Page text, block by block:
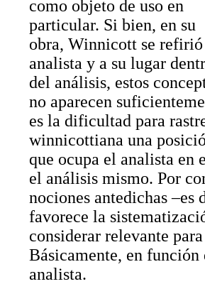
como objeto de uso en
particular. Si bien, en su
obra, Winnicott se
analista y a su lugar
del análisis, estos
no aparecen
es la dificultad para
winnicottiana una
que ocupa el analista en
el análisis mismo. Por
nociones antedichas –es
favorece la
considerar relevante
Básicamente, en función
analista.